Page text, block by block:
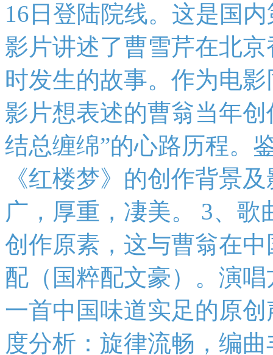
16日登陆院线。这是国
影片讲述了曹雪芹在北
时发生的故事。作为电
影片想表述的曹翁当年
结总缠绵”的心路历程。
《红楼梦》的创作背景
广，厚重，凄美。 3、
创作原素，这与曹翁在
配（国粹配文豪）。演
一首中国味道实足的原
度分析：旋律流畅，编